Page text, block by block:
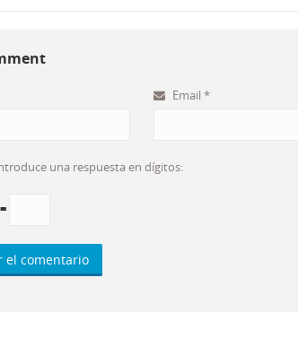
Email *
una respuesta en dígitos: